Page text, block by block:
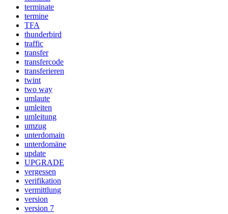
terminate
termine
TFA
thunderbird
traffic
transfer
transfercode
transferieren
twint
two way
umlaute
umleiten
umleitung
umzug
unterdomain
unterdomäne
update
UPGRADE
vergessen
verifikation
vermittlung
version
version 7